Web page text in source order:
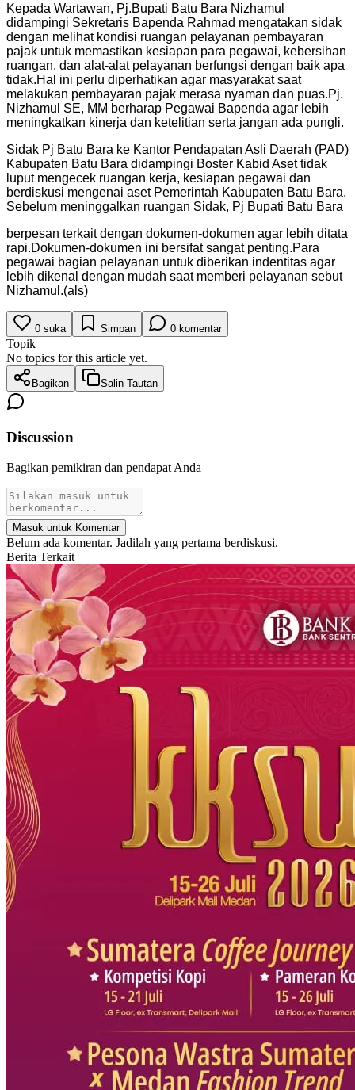
Kepada Wartawan, Pj.Bupati Batu Bara Nizhamul
didampingi Sekretaris Bapenda Rahmad mengatakan sidak
dengan melihat kondisi ruangan pelayanan pembayaran
pajak untuk memastikan kesiapan para pegawai, kebersihan
ruangan, dan alat-alat pelayanan berfungsi dengan baik apa
tidak.Hal ini perlu diperhatikan agar masyarakat saat
melakukan pembayaran pajak merasa nyaman dan puas.Pj.
Nizhamul SE, MM berharap Pegawai Bapenda agar lebih
meningkatkan kinerja dan ketelitian serta jangan ada pungli.
Sidak Pj Batu Bara ke Kantor Pendapatan Asli Daerah (PAD)
Kabupaten Batu Bara didampingi Boster Kabid Aset tidak
luput mengecek ruangan kerja, kesiapan pegawai dan
berdiskusi mengenai aset Pemerintah Kabupaten Batu Bara.
Sebelum meninggalkan ruangan Sidak, Pj Bupati Batu Bara
berpesan terkait dengan dokumen-dokumen agar lebih ditata
rapi.Dokumen-dokumen ini bersifat sangat penting.Para
pegawai bagian pelayanan untuk diberikan indentitas agar
lebih dikenal dengan mudah saat memberi pelayanan sebut
Nizhamul.(als)
0 suka Simpan 0 komentar
Topik
No topics for this article yet.
Bagikan Salin Tautan
Discussion
Bagikan pemikiran dan pendapat Anda
Masuk untuk Komentar
Belum ada komentar. Jadilah yang pertama berdiskusi.
Berita Terkait